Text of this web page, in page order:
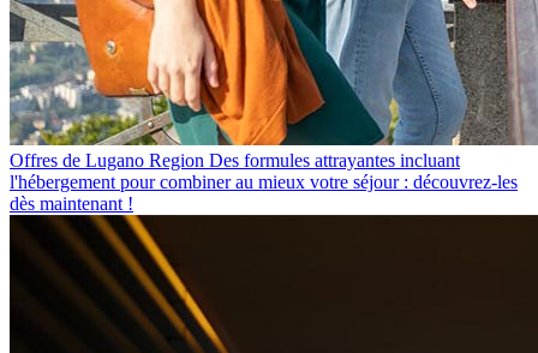
Offres de Lugano Region Des formules attrayantes incluant
l'hébergement pour combiner au mieux votre séjour : découvrez-les
dès maintenant !